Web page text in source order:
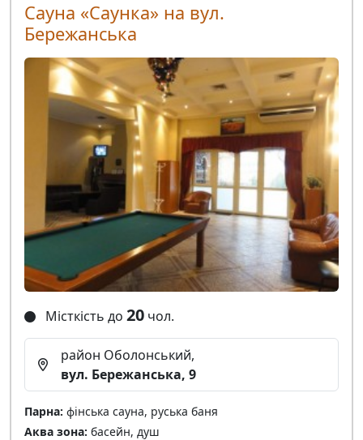
Сауна «Саунка» на вул.
Бережанська
Місткість до 20 чол.
район Оболонський,
вул. Бережанська, 9
Парна: фінська сауна, руська баня
Аква зона: басейн, душ